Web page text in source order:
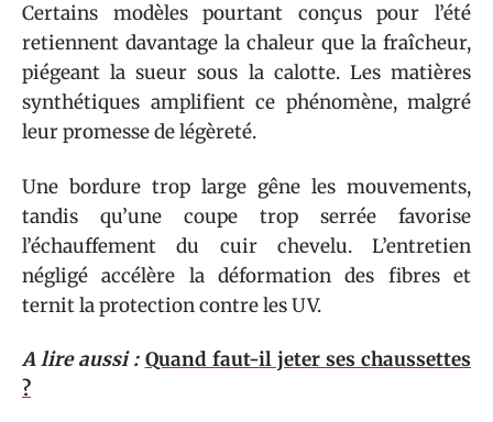
Certains modèles pourtant conçus pour l’été
retiennent davantage la chaleur que la fraîcheur,
piégeant la sueur sous la calotte. Les matières
synthétiques amplifient ce phénomène, malgré
leur promesse de légèreté.
Une bordure trop large gêne les mouvements,
tandis qu’une coupe trop serrée favorise
l’échauffement du cuir chevelu. L’entretien
négligé accélère la déformation des fibres et
ternit la protection contre les UV.
A lire aussi : Quand faut-il jeter ses chaussettes
?